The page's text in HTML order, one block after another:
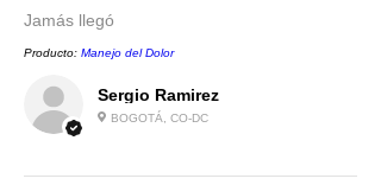
Sergio Ramirez
BOGOTÁ, CO-DC
Jamás llegó
Producto: Manejo del Dolor